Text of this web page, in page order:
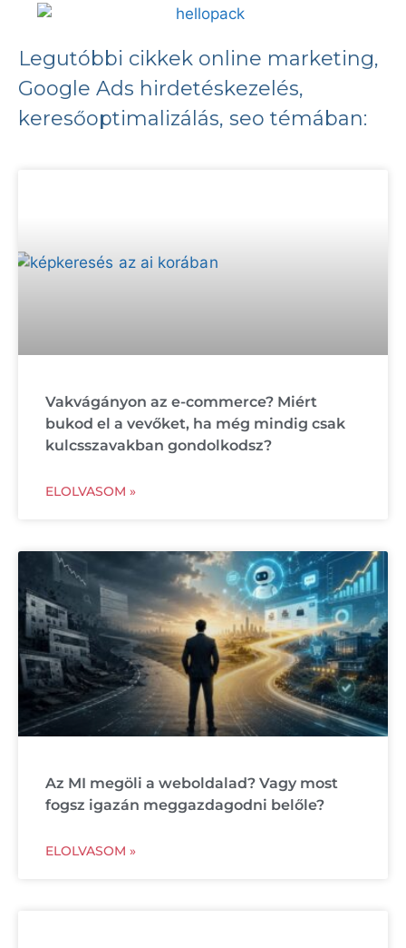
Legutóbbi cikkek online marketing,
Google Ads hirdetéskezelés,
keresőoptimalizálás, seo témában:
Vakvágányon az e-commerce? Miért
bukod el a vevőket, ha még mindig csak
kulcsszavakban gondolkodsz?
ELOLVASOM »
Az MI megöli a weboldalad? Vagy most
fogsz igazán meggazdagodni belőle?
ELOLVASOM »